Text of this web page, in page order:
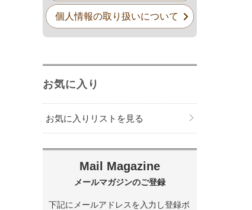
個人情報の取り扱いについて
お気に入り
お気に入りリストを見る
下記にメールアドレスを入力し登録ボ